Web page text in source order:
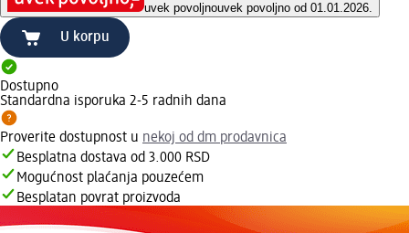
uvek povoljnouvek povoljno od 01.01.2026.
U korpu
Dostupno
Standardna isporuka 2-5 radnih dana
Proverite dostupnost u nekoj od dm prodavnica
Besplatna dostava od 3.000 RSD
Mogućnost plaćanja pouzećem
Besplatan povrat proizvoda